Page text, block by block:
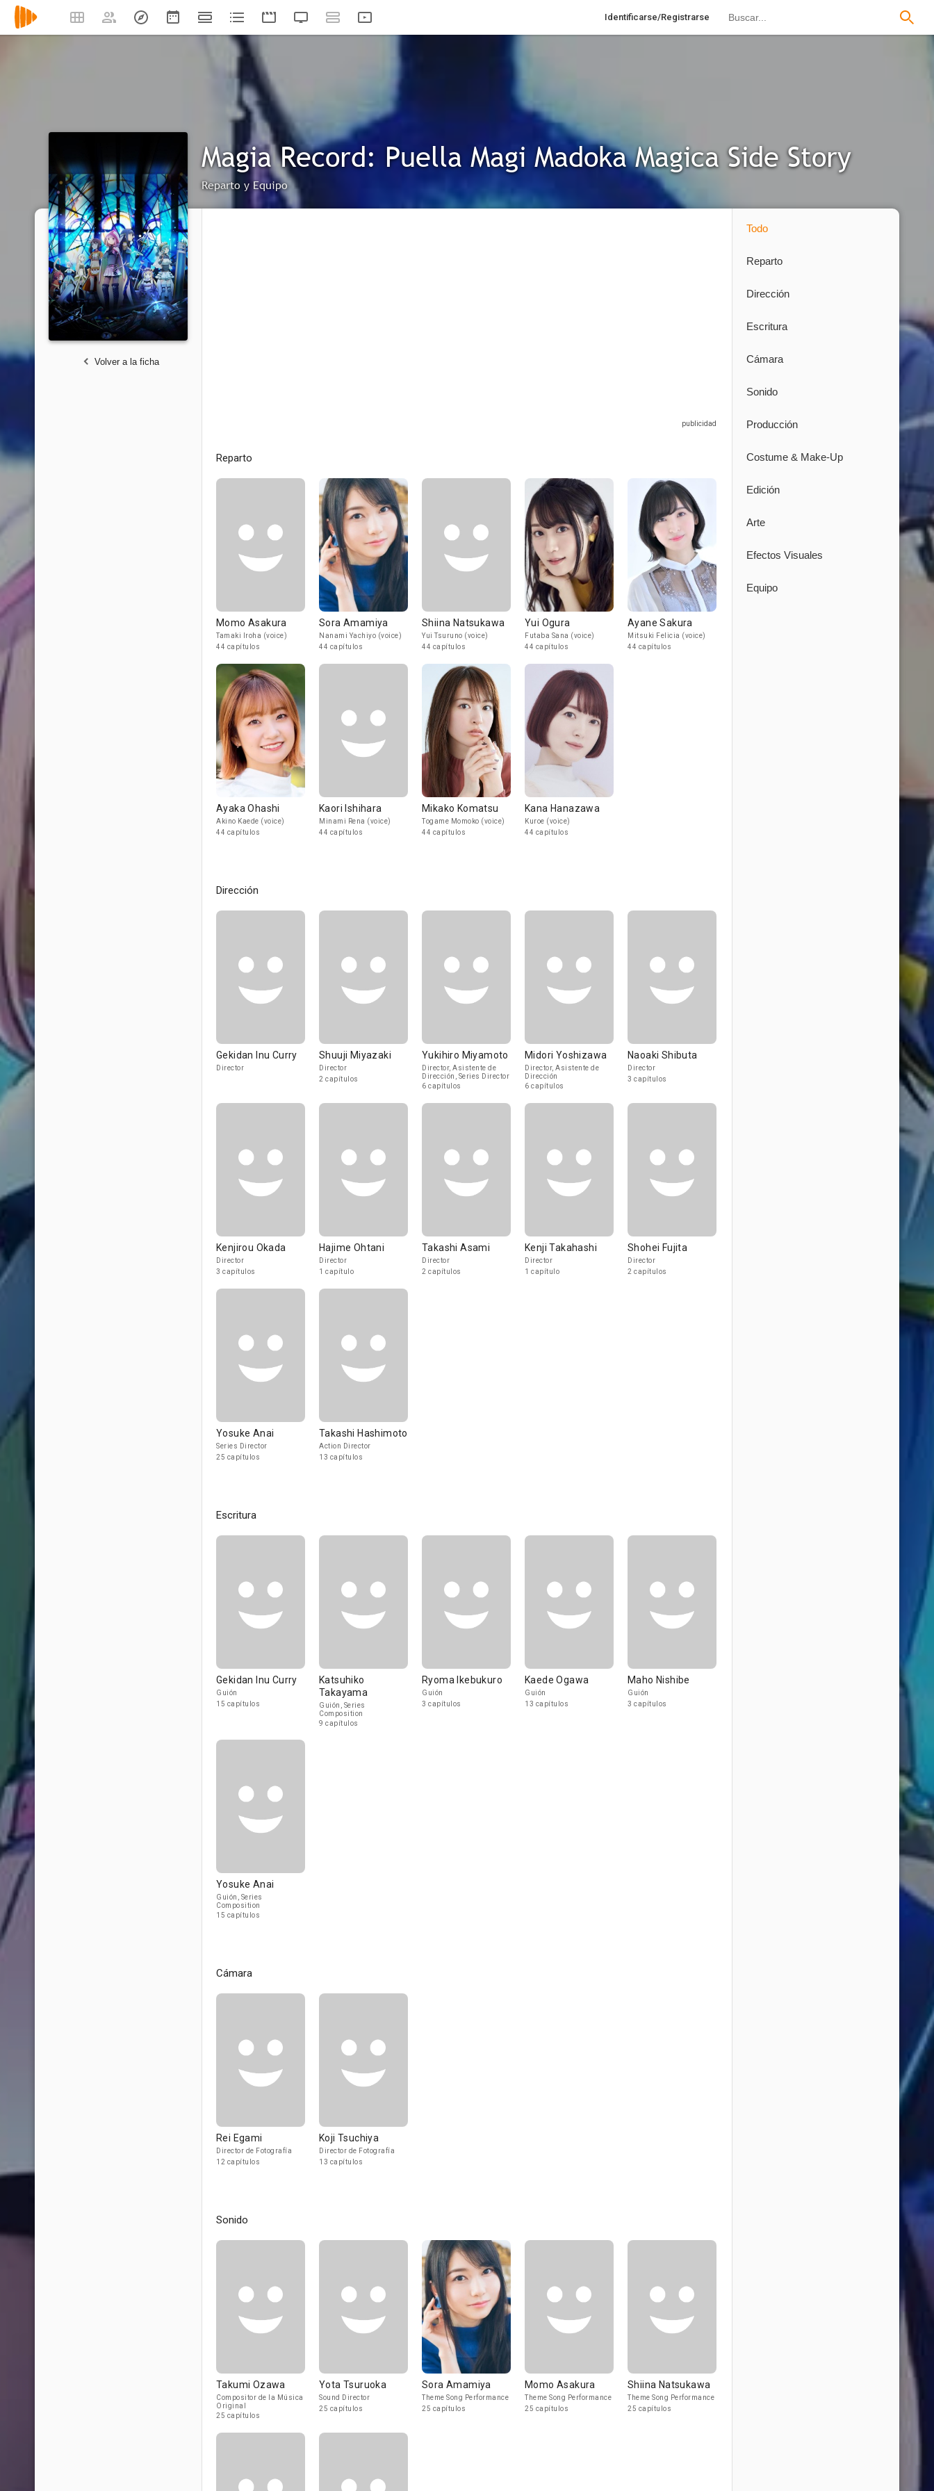
Identificarse/Registrarse
Magia Record: Puella Magi Madoka Magica Side Story
Reparto y Equipo
Volver a la ficha
Reparto
Momo Asakura
Tamaki Iroha (voice)
44 capítulos
Sora Amamiya
Nanami Yachiyo (voice)
44 capítulos
Shiina Natsukawa
Yui Tsuruno (voice)
44 capítulos
Yui Ogura
Futaba Sana (voice)
44 capítulos
Ayane Sakura
Mitsuki Felicia (voice)
44 capítulos
Ayaka Ohashi
Akino Kaede (voice)
44 capítulos
Kaori Ishihara
Minami Rena (voice)
44 capítulos
Mikako Komatsu
Togame Momoko (voice)
44 capítulos
Kana Hanazawa
Kuroe (voice)
44 capítulos
Dirección
Gekidan Inu Curry
Director
Shuuji Miyazaki
Director
2 capítulos
Yukihiro Miyamoto
Director, Asistente de
Dirección, Series Director
6 capítulos
Midori Yoshizawa
Director, Asistente de
Dirección
6 capítulos
Naoaki Shibuta
Director
3 capítulos
Kenjirou Okada
Director
3 capítulos
Hajime Ohtani
Director
1 capítulo
Takashi Asami
Director
2 capítulos
Kenji Takahashi
Director
1 capítulo
Shohei Fujita
Director
2 capítulos
Yosuke Anai
Series Director
25 capítulos
Takashi Hashimoto
Action Director
13 capítulos
Escritura
Gekidan Inu Curry
Guión
15 capítulos
Katsuhiko
Takayama
Guión, Series
Composition
9 capítulos
Ryoma Ikebukuro
Guión
3 capítulos
Kaede Ogawa
Guión
13 capítulos
Maho Nishibe
Guión
3 capítulos
Yosuke Anai
Guión, Series
Composition
15 capítulos
Cámara
Rei Egami
Director de Fotografía
12 capítulos
Koji Tsuchiya
Director de Fotografía
13 capítulos
Sonido
Takumi Ozawa
Compositor de la Música
Original
25 capítulos
Yota Tsuruoka
Sound Director
25 capítulos
Sora Amamiya
Theme Song Performance
25 capítulos
Momo Asakura
Theme Song Performance
25 capítulos
Shiina Natsukawa
Theme Song Performance
25 capítulos
Todo
Reparto
Dirección
Escritura
Cámara
Sonido
Producción
Costume & Make-Up
Edición
Arte
Efectos Visuales
Equipo